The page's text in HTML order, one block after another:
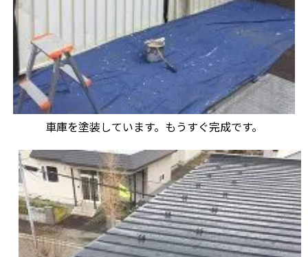
車庫を塗装しています。もうすぐ完成です。